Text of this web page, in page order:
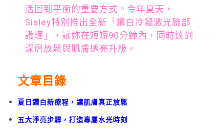
活回到平衡的重要方式。今年夏天，
Sisley特別推出全新「鑽白冷凝激光臉部
護理」，讓妳在短短90分鐘內，同時達到
深層放鬆與肌膚透亮升級。
文章目錄
夏日鑽白新療程，讓肌膚真正放鬆
五大淨亮步驟，打造專屬水光時刻